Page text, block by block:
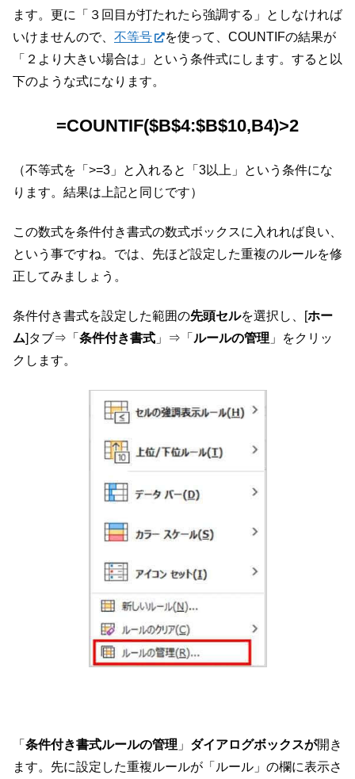
ます。更に「３回目が打たれたら強調する」としなければ
いけませんので、 不等号
を使って、COUNTIFの結果が
「２より大きい場合は」という条件式にします。すると以
下のような式になります。
=COUNTIF($B$4:$B$10,B4)>2
（不等式を「>=3」と入れると「3以上」という条件にな
ります。結果は上記と同じです）
この数式を条件付き書式の数式ボックスに入れれば良い、
という事ですね。では、先ほど設定した重複のルールを修
正してみましょう。
条件付き書式を設定した範囲の先頭セルを選択し、[ホー
ム]タブ⇒「 条件付き書式 」⇒「 ルールの管理 」をクリッ
クします。
「 条件付き書式ルールの管理 」 ダイアログボックスが開き
ます。先に設定した重複ルールが「ルール」の欄に表示さ